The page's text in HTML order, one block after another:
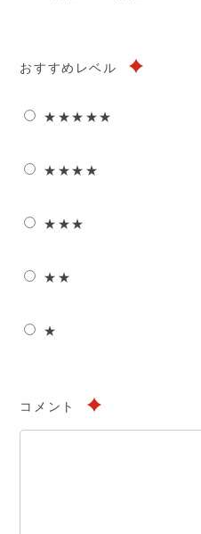
おすすめレベル
★★★★★
★★★★
★★★
★★
★
コメント